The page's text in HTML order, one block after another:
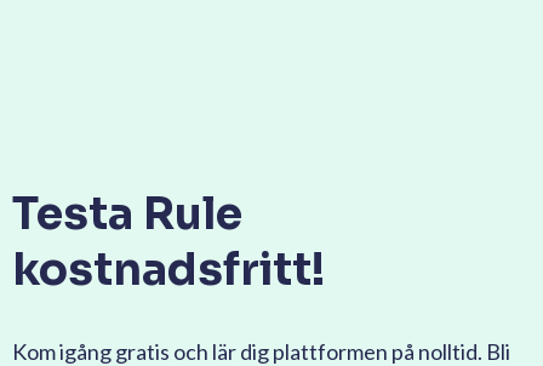
Testa Rule
kostnadsfritt!
Kom igång gratis och lär dig plattformen på nolltid. Bli